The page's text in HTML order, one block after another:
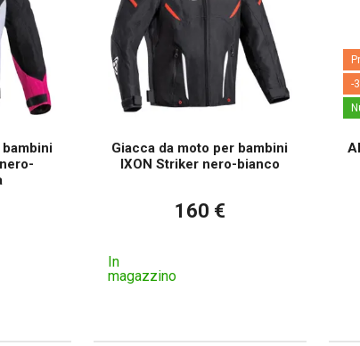
Giacca da moto per bambini
IXON Striker nero-bianco
160 €
In
magazzino
-